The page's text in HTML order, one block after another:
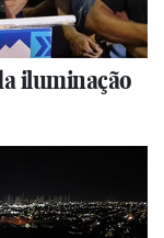
iluminação